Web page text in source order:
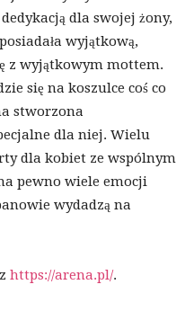
dla swojej żony,
wyjątkową,
z wyjątkowym mottem.
się na koszulce coś co
stworzona
dla niej. Wielu
dla kobiet ze wspólnym
pewno wiele emocji
wydadzą na
https://arena.pl/.